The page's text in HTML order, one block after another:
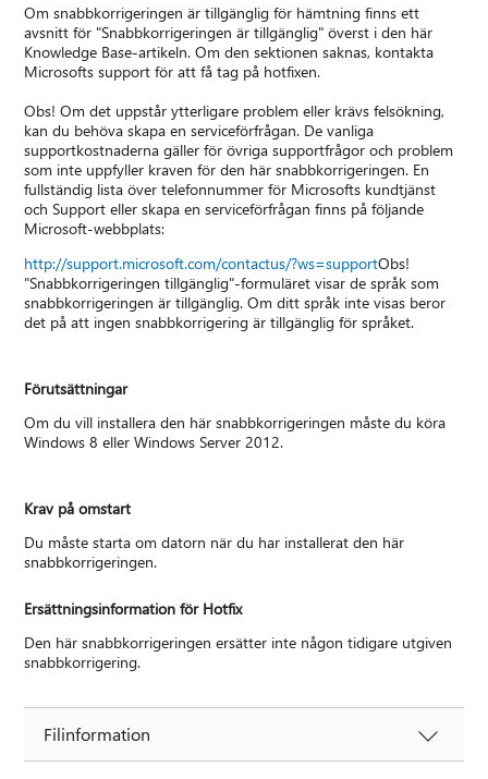
Om snabbkorrigeringen är tillgänglig för hämtning finns ett
avsnitt för "Snabbkorrigeringen är tillgänglig" överst i den här
Knowledge Base-artikeln. Om den sektionen saknas, kontakta
Microsofts support för att få tag på hotfixen.
Obs! Om det uppstår ytterligare problem eller krävs felsökning,
kan du behöva skapa en serviceförfrågan. De vanliga
supportkostnaderna gäller för övriga supportfrågor och problem
som inte uppfyller kraven för den här snabbkorrigeringen. En
fullständig lista över telefonnummer för Microsofts kundtjänst
och Support eller skapa en serviceförfrågan finns på följande
Microsoft-webbplats:
http://support.microsoft.com/contactus/?ws=supportObs!
"Snabbkorrigeringen tillgänglig"-formuläret visar de språk som
snabbkorrigeringen är tillgänglig. Om ditt språk inte visas beror
det på att ingen snabbkorrigering är tillgänglig för språket.
Förutsättningar
Om du vill installera den här snabbkorrigeringen måste du köra
Windows 8 eller Windows Server 2012.
Krav på omstart
Du måste starta om datorn när du har installerat den här
snabbkorrigeringen.
Ersättningsinformation för Hotfix
Den här snabbkorrigeringen ersätter inte någon tidigare utgiven
snabbkorrigering.
Filinformation